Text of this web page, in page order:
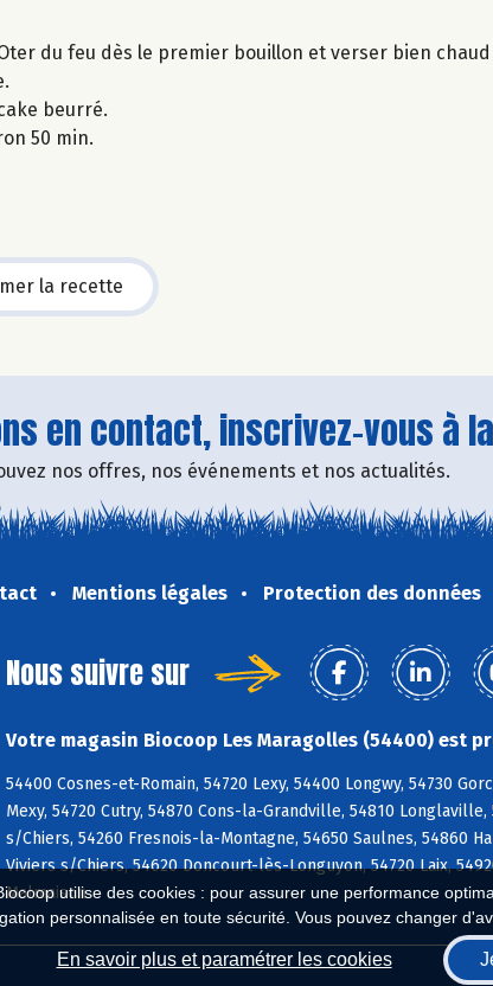
utilise des cookies : pour assurer une performance
personnalisée en toute sécurité. Vous pouvez changer
En savoir plus et paramétrer les cookies
du feu dès le premier bouillon et verser bien
beurré.
50 min.
la recette
en contact, inscrivez-vous à
nos offres, nos événements et nos actualités.
Mentions légales Protection des données
Nous suivre sur
Votre magasin Biocoop Les Maragolles (54400) est
54400 Cosnes-et-Romain, 54720 Lexy, 54400 Longwy, 54730
Mexy, 54720 Cutry, 54870 Cons-la-Grandville, 54810
s/Chiers, 54260 Fresnois-la-Montagne, 54650 Saulnes, 54860
Viviers s/Chiers, 54620 Doncourt-lès-Longuyon, 54720 Laix,
Malmaison